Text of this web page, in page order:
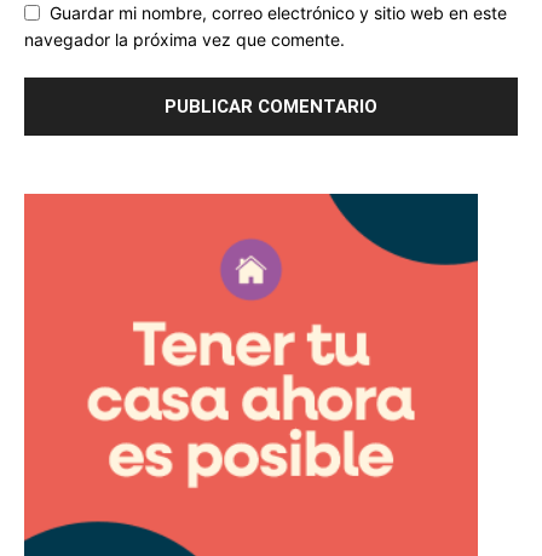
Guardar mi nombre, correo electrónico y sitio web en este
navegador la próxima vez que comente.